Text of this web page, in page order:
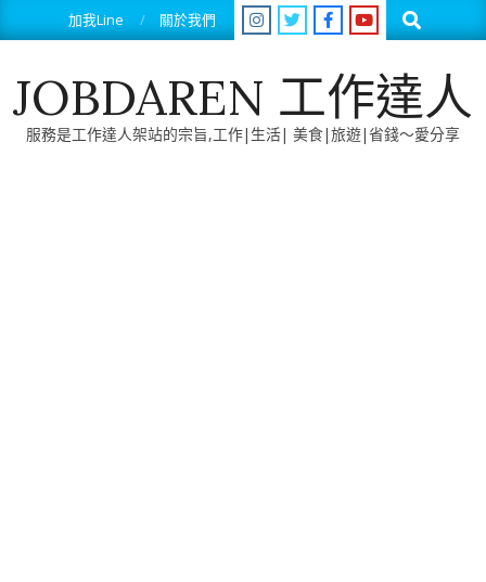
to
加我Line 關於我們 Search
JOBDAREN 工作達人
服務是工作達人架站的宗旨,工作|生活| 美食|旅遊|省錢～愛分享